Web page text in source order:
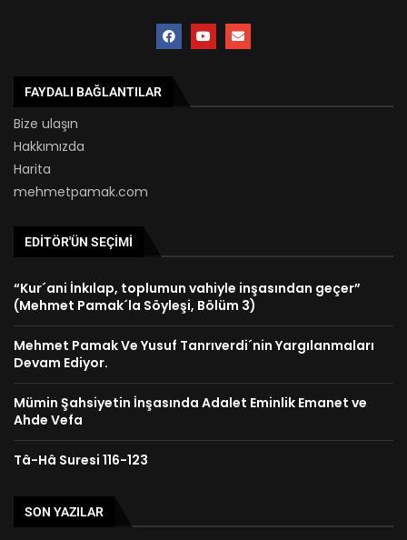
FAYDALI BAĞLANTILAR
Bize ulaşın
Hakkımızda
Harita
mehmetpamak.com
EDITÖR'ÜN SEÇIMI
“Kur´ani İnkılap, toplumun vahiyle inşasından geçer”
(Mehmet Pamak´la Söyleşi, Bölüm 3)
Mehmet Pamak Ve Yusuf Tanrıverdi´nin Yargılanmaları
Devam Ediyor.
Mümin Şahsiyetin İnşasında Adalet Eminlik Emanet ve
Ahde Vefa
Tâ-Hâ Suresi 116-123
SON YAZILAR